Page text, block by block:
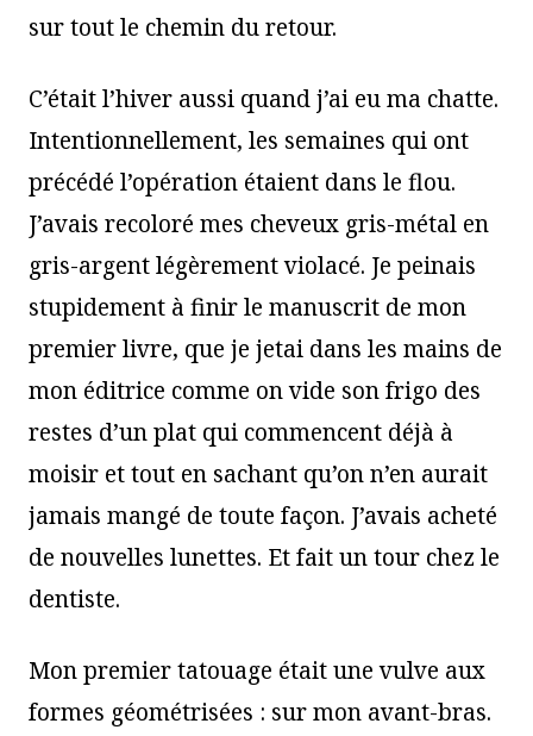
sur tout le chemin du retour.
C’était l’hiver aussi quand j’ai eu ma chatte.
Intentionnellement, les semaines qui ont
précédé l’opération étaient dans le flou.
J’avais recoloré mes cheveux gris-métal en
gris-argent légèrement violacé. Je peinais
stupidement à finir le manuscrit de mon
premier livre, que je jetai dans les mains de
mon éditrice comme on vide son frigo des
restes d’un plat qui commencent déjà à
moisir et tout en sachant qu’on n’en aurait
jamais mangé de toute façon. J’avais acheté
de nouvelles lunettes. Et fait un tour chez le
dentiste.
Mon premier tatouage était une vulve aux
formes géométrisées : sur mon avant-bras.